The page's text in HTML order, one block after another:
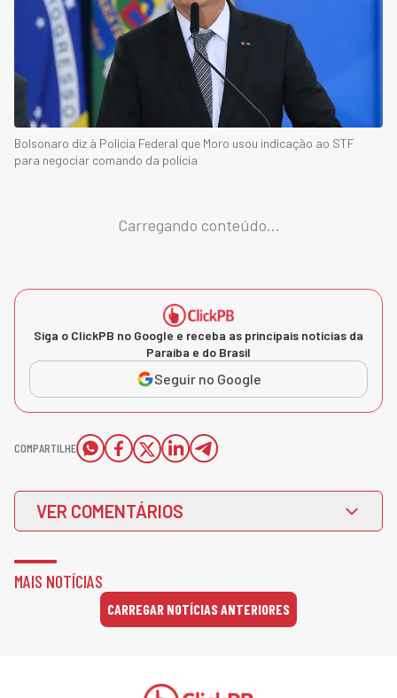
Bolsonaro diz à Polícia Federal que Moro usou indicação ao STF
para negociar comando da polícia
Carregando conteúdo...
Siga o ClickPB no Google e receba as principais notícias da
Paraíba e do Brasil
Seguir no Google
COMPARTILHE
VER COMENTÁRIOS
MAIS NOTÍCIAS
CARREGAR NOTÍCIAS ANTERIORES